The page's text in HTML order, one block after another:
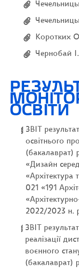
Коротких
Чернобай
ОСВІТИ
ЗВІТ
освітнього
(бакалаврат)
«Дизайн
«Архітектура
021 «191
2022/2023 н.
ЗВІТ
реалізації
воєнного
(бакалаврат)